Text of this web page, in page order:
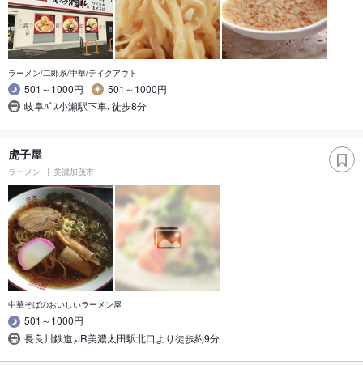
ラーメン/二郎系/中華/テイクアウト
501～1000円
501～1000円
岐阜ﾊﾞｽ小瀬駅下車､徒歩8分
虎子屋
ラーメン 美濃加茂市
中華そばのおいしいラーメン屋
501～1000円
長良川鉄道,JR美濃太田駅北口より徒歩約9分